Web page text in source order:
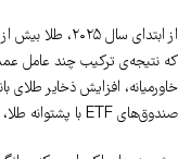
که نتیجه‌ی ترکیب چند عامل
خاورمیانه، افزایش ذخایر
صندوق‌های ETF با پشتوانه طلا، و روند بلندمدت جایگزینی تدریجی دلار در ذخایر جهانی.